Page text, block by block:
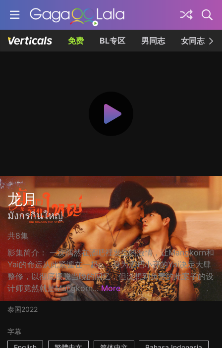
免费 BL专区 男同志 女同志
龙月
มังกรกินใหญ่
共8集
影集简介： 一次偶然在酒吧裡发生的激情，让Mangkorn和
Yai的命运从此紧缠在一起…。身为酒吧小开的Yai决定大肆
整修，以彻底摆脱当晚的回忆，但没想到负责的此案子的设
计师竟然就是Mangkorn... More
泰国2022
字幕